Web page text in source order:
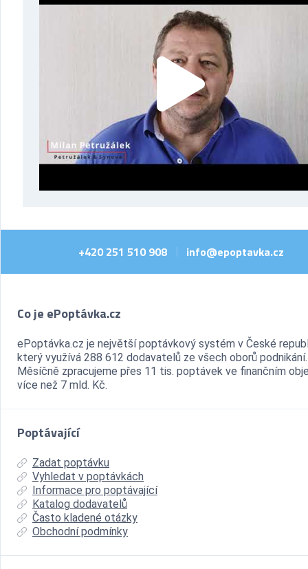
+420 251 510 908 info@epoptavka.cz
Co je ePoptávka.cz
ePoptávka.cz je největší poptávkový systém v České
který využívá 288 612 dodavatelů ze všech oborů podnikání.
Měsíčně zpracujeme přes 11 tis. poptávek ve finančním
více než 7 mld. Kč.
Poptávající
Zadat poptávku
Vyhledat v poptávkách
Informace pro poptávající
Katalog dodavatelů
Často kladené otázky
Obchodní podmínky